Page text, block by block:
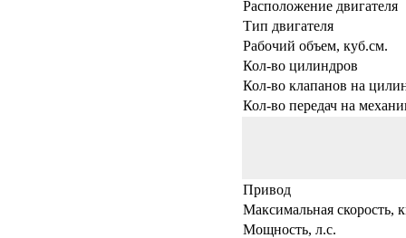
Расположение двигателя
Тип двигателя
Рабочий объем, куб.см.
Кол-во цилиндров
Кол-во клапанов на
Кол-во передач на
Привод
Максимальная скорость,
Мощность, л.с.